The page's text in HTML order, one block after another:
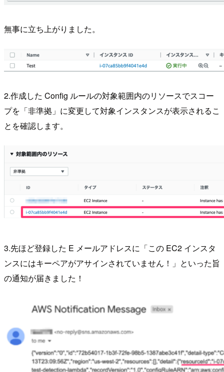
無事に立ち上がりました。
2.作成した Config ルールの対象範囲内のリソースでスコー
プを「非準拠」に変更して対象インスタンスが表示されるこ
とを確認します。
3.先ほど登録した E メールアドレスに「この EC2 インスタ
ンスにはキーペアがアサインされていません！」といった旨
の通知が届きました！